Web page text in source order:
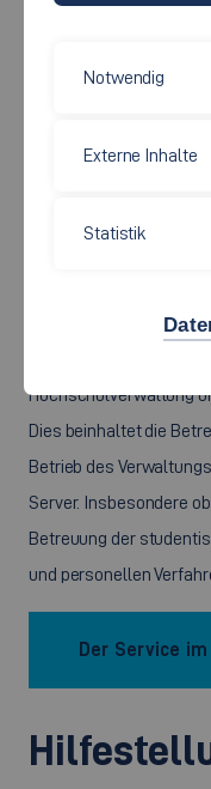
sowie die Betreuung
den zentralen Diensten
Hochschulverwaltung
Dies beinhaltet die
Betrieb des
Server. Insbesondere
Betreuung der
und personellen
Der Service
Notwendig
Externe Inhalte
Statistik